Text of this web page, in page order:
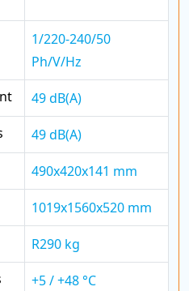
1/220-240/50
Ph/V/Hz
49 dB(A)
49 dB(A)
490x420x141 mm
1019x1560x520 mm
R290 kg
+5 / +48 °C